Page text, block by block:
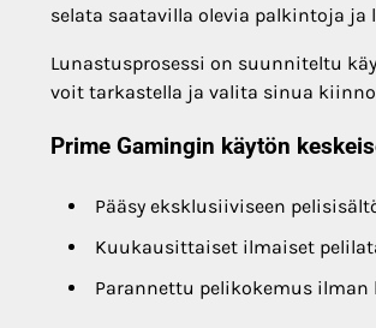
selata saatavilla olevia palkintoja
Lunastusprosessi on suunniteltu
voit tarkastella ja valita sinua
Prime Gamingin käytön
Pääsy eksklusiiviseen
Kuukausittaiset ilmaiset
Parannettu pelikokemus